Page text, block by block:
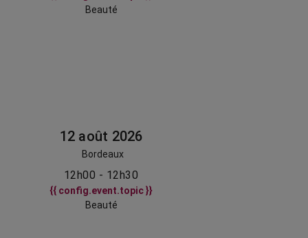
Beauté
12 août 2026
Bordeaux
12h00 - 12h30
{{ config.event.topic }}
Beauté